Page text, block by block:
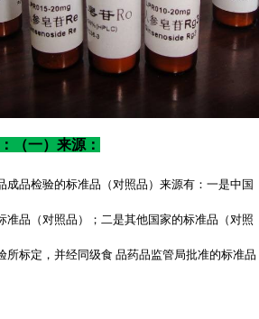
（一）来源：
成品检验的标准品（对照品）来源有：一是中国
准品（对照品）；二是其他国家的标准品（对照
所标定，并经同级食 品药品监管局批准的标准品